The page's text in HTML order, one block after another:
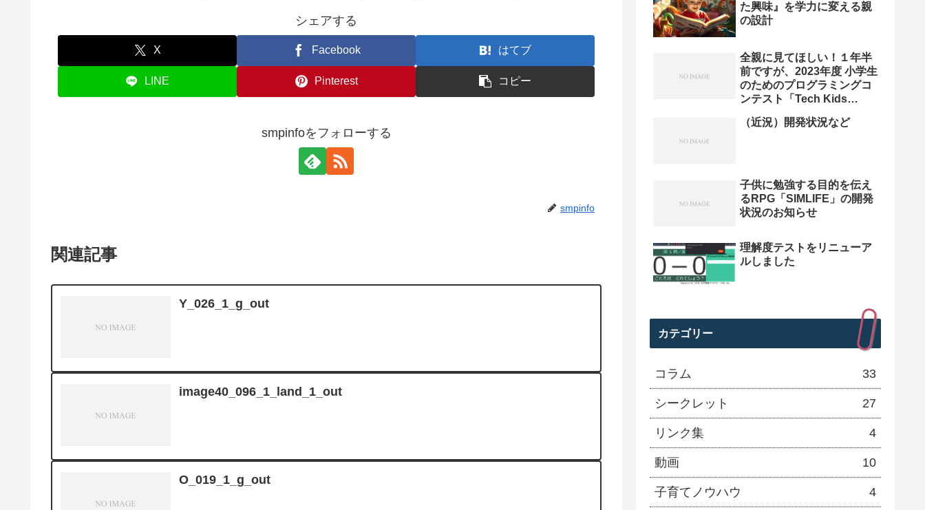
シェアする
X Facebook はてブ
LINE Pinterest コピー
smpinfoをフォローする
smpinfo
関連記事
Y_026_1_g_out
image40_096_1_land_1_out
O_019_1_g_out
た興味』を学力に変える親
の設計
全親に見てほしい！１年半
前ですが、2023年度 小学生
のためのプログラミングコ
ンテスト「Tech Kids
勝プレゼン動画を紹介。プ
（近況）開発状況など
子供に勉強する目的を伝え
るRPG「SIMLIFE」の開発
状況のお知らせ
理解度テストをリニューア
ルしました
カテゴリー
コラム 33
シークレット 27
リンク集 4
動画 10
子育てノウハウ 4